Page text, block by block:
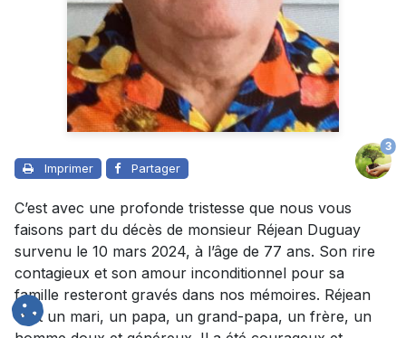
Imprimer Partager
3
C’est avec une profonde tristesse que nous vous
faisons part du décès de monsieur Réjean Duguay
survenu le 10 mars 2024, à l’âge de 77 ans. Son rire
contagieux et son amour inconditionnel pour sa
famille resteront gravés dans nos mémoires. Réjean
était un mari, un papa, un grand-papa, un frère, un